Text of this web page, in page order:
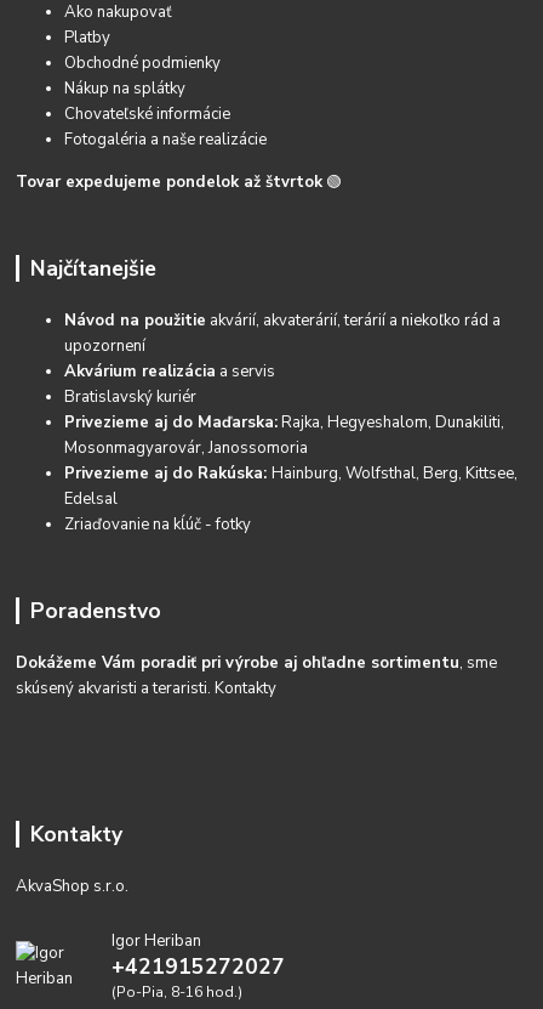
Ako nakupovať
Platby
Obchodné podmienky
Nákup na splátky
Chovateľské informácie
Fotogaléria a naše realizácie
Tovar expedujeme pondelok až štvrtok 🟢
Najčítanejšie
Návod na použitie akvárií, akvaterárií, terárií a niekoľko rád a
upozornení
Akvárium realizácia a servis
Bratislavský kuriér
Privezieme aj do Maďarska:Rajka, Hegyeshalom, Dunakiliti,
Mosonmagyarovár, Janossomoria
Privezieme aj do Rakúska:Hainburg, Wolfsthal, Berg, Kittsee,
Edelsal
Zriaďovanie na kĺúč - fotky
Poradenstvo
Dokážeme Vám poradiť pri výrobe aj ohľadne sortimentu, sme
skúsený akvaristi a teraristi.Kontakty
Kontakty
AkvaShop s.r.o.
Igor Heriban
+421915272027
(Po-Pia, 8-16 hod.)